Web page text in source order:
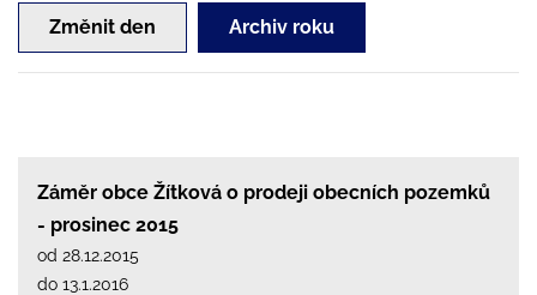
Změnit den Archiv roku
Záměr obce Žítková o prodeji obecních pozemků
- prosinec 2015
od 28.12.2015
do 13.1.2016